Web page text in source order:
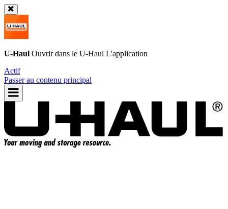
U-Haul Ouvrir dans le U-Haul L'application
Actif
Passer au contenu principal